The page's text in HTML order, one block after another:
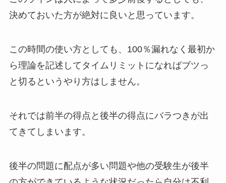
決めておいた方が絶対に良いと思っています。
この時間の使い方としても、100％漏れなく最初か
ら理論を記述してタイムリミットになればブツっ
と切るというやり方はしません。
それでは前半の得点と後半の得点にバラつきが出
てきてしまいます。
後半の問題に配点が多い問題や他の受験生が後半